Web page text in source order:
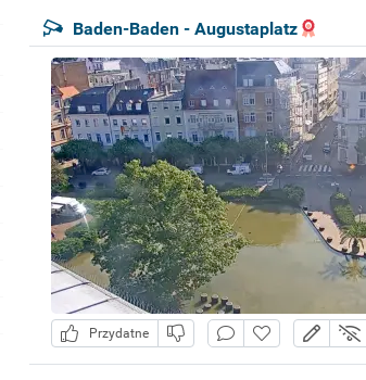
Baden-Baden - Augustaplatz
Przydatne